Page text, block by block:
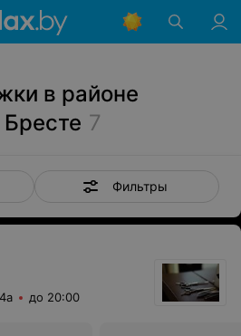
в районе
7
Фильтры
до 20:00